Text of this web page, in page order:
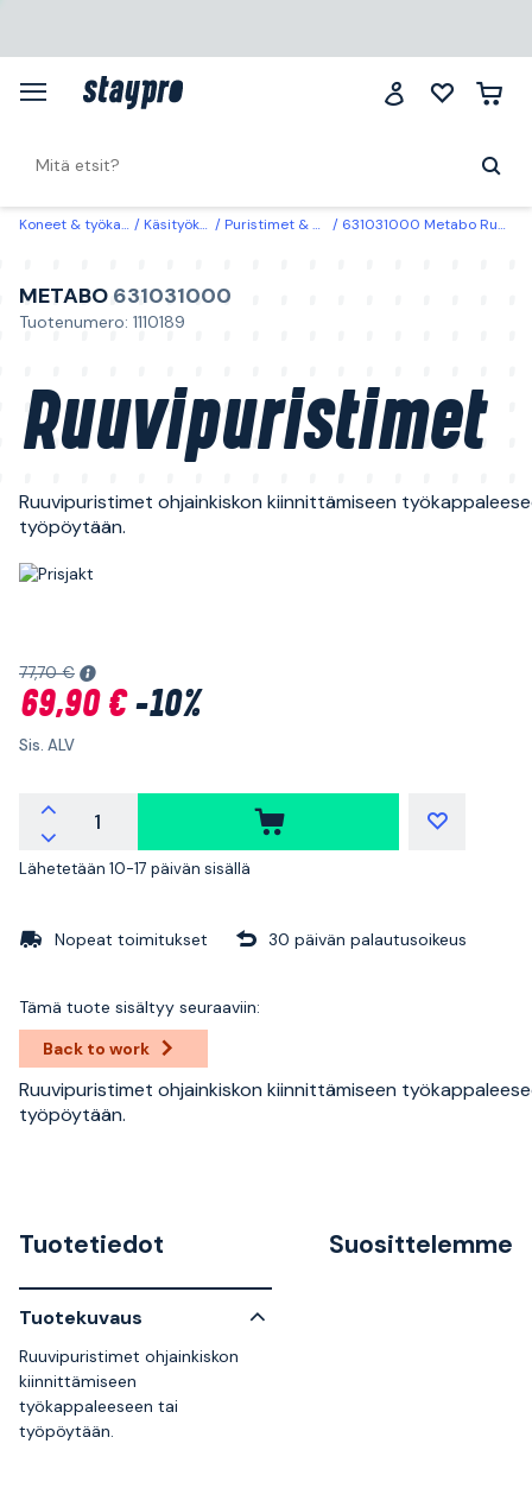
Koneet & työkalut Käsityökalut Puristimet & pitimet 631031000 Metabo Ruuvipuristimet
METABO 631031000
Tuotenumero: 1110189
Ruuvipuristimet
Ruuvipuristimet ohjainkiskon kiinnittämiseen
työpöytään.
77,70 €
69,90 €-10%
Sis. ALV
Lähetetään 10-17 päivän sisällä
Nopeat toimitukset 30 päivän palautusoikeus
Tämä tuote sisältyy seuraaviin:
Back to work
Ruuvipuristimet ohjainkiskon kiinnittämiseen
työpöytään.
Tuotetiedot
Tuotekuvaus
Ruuvipuristimet ohjainkiskon
kiinnittämiseen
työkappaleeseen tai
työpöytään.
Suosittelemme